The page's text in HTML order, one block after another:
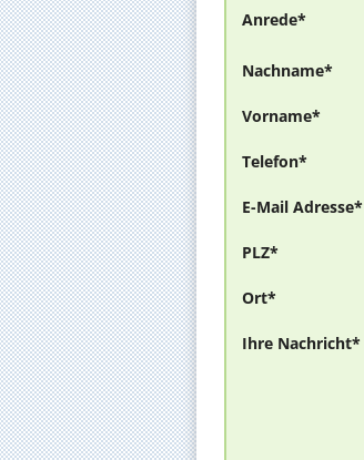
Anrede*
Nachname*
Vorname*
Telefon*
E-Mail Adresse*
PLZ*
Ort*
Ihre Nachricht*